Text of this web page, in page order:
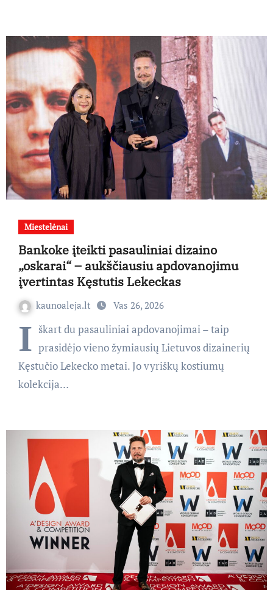
Miestelėnai
Bankoke įteikti pasauliniai dizaino
„oskarai“ – aukščiausiu apdovanojimu
įvertintas Kęstutis Lekeckas
kaunoaleja.lt Vas 26, 2026
I škart du pasauliniai apdovanojimai – taip
prasidėjo vieno žymiausių Lietuvos dizainerių
Kęstučio Lekecko metai. Jo vyriškų kostiumų
kolekcija…